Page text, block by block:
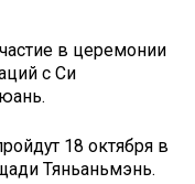
в церемонии
с Си
18 октября в
Тяньаньмэнь.